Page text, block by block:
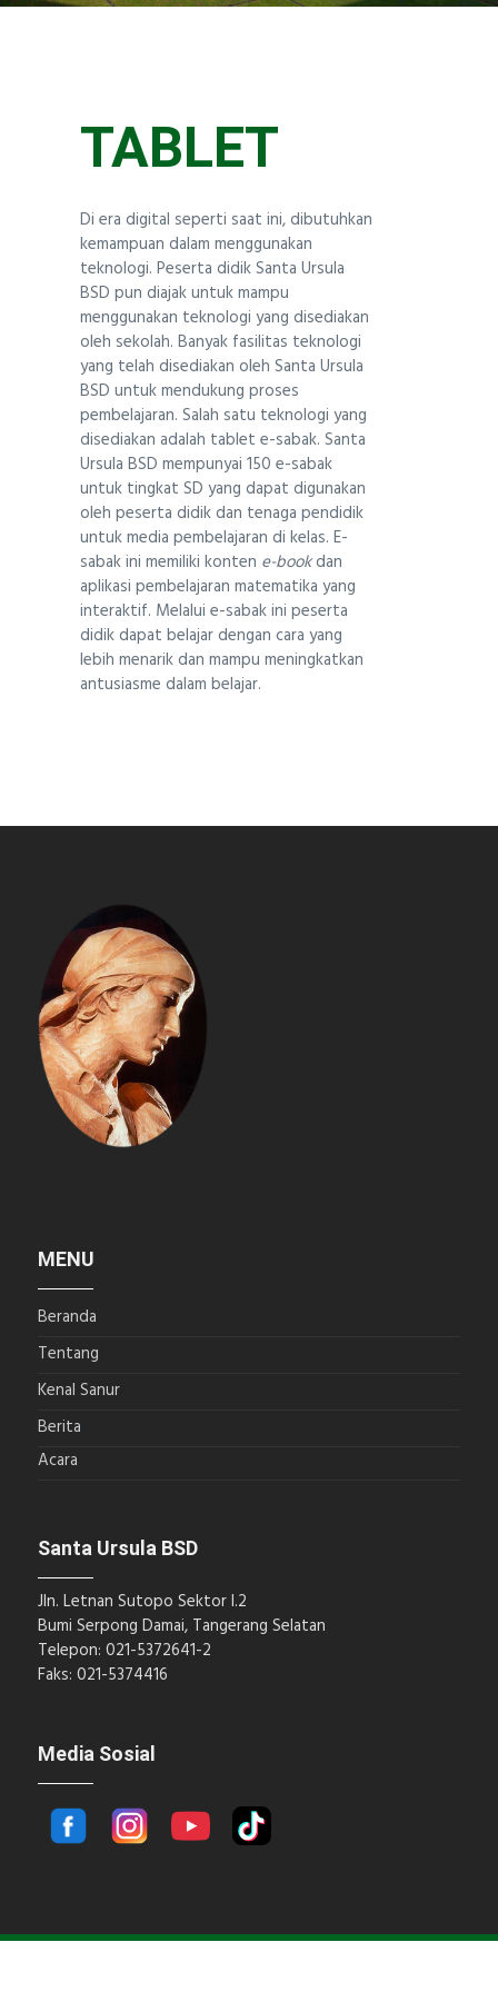
TABLET
Di era digital seperti saat ini, dibutuhkan
kemampuan dalam menggunakan
teknologi. Peserta didik Santa Ursula
BSD pun diajak untuk mampu
menggunakan teknologi yang disediakan
oleh sekolah. Banyak fasilitas teknologi
yang telah disediakan oleh Santa Ursula
BSD untuk mendukung proses
pembelajaran. Salah satu teknologi yang
disediakan adalah tablet e-sabak. Santa
Ursula BSD mempunyai 150 e-sabak
untuk tingkat SD yang dapat digunakan
oleh peserta didik dan tenaga pendidik
untuk media pembelajaran di kelas. E-
sabak ini memiliki konten e-bookdan
aplikasi pembelajaran matematika yang
interaktif. Melalui e-sabak ini peserta
didik dapat belajar dengan cara yang
lebih menarik dan mampu meningkatkan
antusiasme dalam belajar.
MENU
Beranda
Tentang
Kenal Sanur
Berita
Acara
Santa Ursula BSD
Jln. Letnan Sutopo Sektor I.2
Bumi Serpong Damai, Tangerang Selatan
Telepon: 021-5372641-2
Faks: 021-5374416
Media Sosial